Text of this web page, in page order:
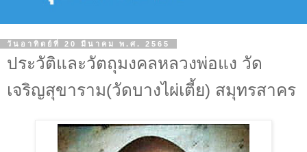
วันอาทิตย์ที่ 20 มีนาคม พ.ศ. 2565
ประวัติและวัตถุมงคลหลวงพ่อแง วัด
เจริญสุขาราม(วัดบางไผ่เตี้ย) สมุทรสาคร